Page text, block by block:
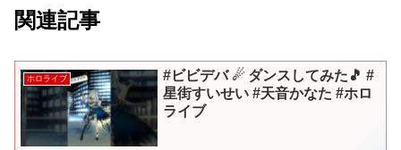
関連記事
ホロライブ
#ビビデバ ☄ ダンスしてみた🎵 #
星街すいせい #天音かなた #ホロ
ライブ